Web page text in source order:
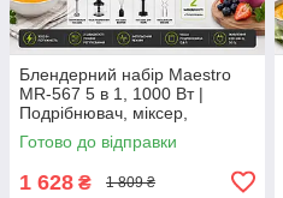
Блендерний набір Maestro
MR-567 5 в 1, 1000 Вт |
Подрібнювач, міксер,
насадка для пюре, чоппер із
подвійним лезом
Готово до відправки
1 628 ₴ 1 809 ₴